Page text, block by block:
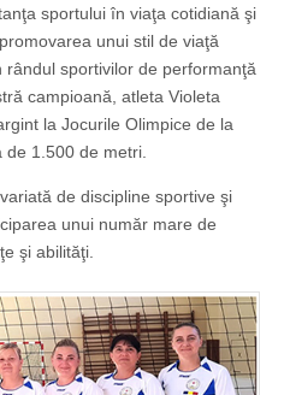
sportului în viaţa cotidiană şi
unui stil de viaţă
sportivilor de performanţă
campioană, atleta Violeta
la Jocurile Olimpice de la
de 1.500 de metri.
de discipline sportive şi
unui număr mare de
şi abilităţi.